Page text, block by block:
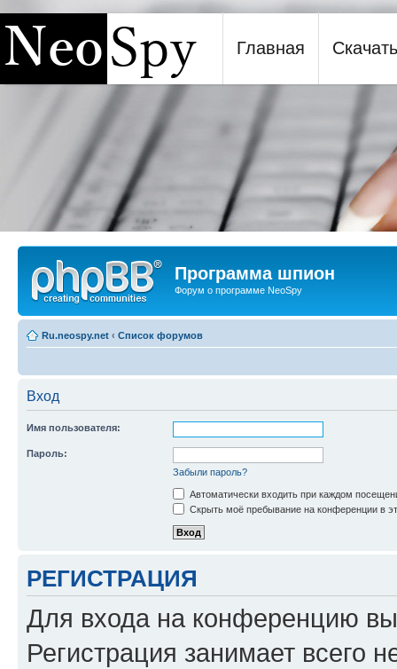
Программа шпион NeoSpy
Главная Скачать
Программа шпион
Форум о программе NeoSpy
Ru.neospy.net ‹ Список форумов
Вход
Имя пользователя:
Пароль:
Забыли пароль?
Автоматически входить при каждом
Скрыть моё пребывание на конференции в
РЕГИСТРАЦИЯ
Для входа на конференцию
Регистрация занимает всего